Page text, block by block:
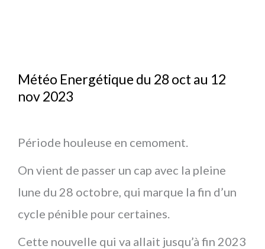
Météo Energétique du 28 oct au 12
nov 2023
Période houleuse en cemoment.
On vient de passer un cap avec la pleine
lune du 28 octobre, qui marque la fin d’un
cycle pénible pour certaines.
Cette nouvelle qui va allait jusqu’à fin 2023